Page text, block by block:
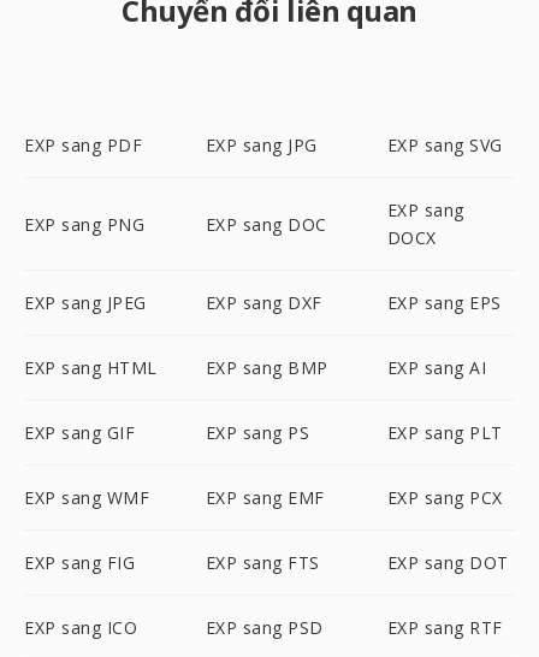
Chuyển đổi liên quan
EXP sang PDF EXP sang JPG EXP sang SVG
EXP sang PNG EXP sang DOC
EXP sang
DOCX
EXP sang JPEG EXP sang DXF EXP sang EPS
EXP sang HTML EXP sang BMP EXP sang AI
EXP sang GIF EXP sang PS EXP sang PLT
EXP sang WMF EXP sang EMF EXP sang PCX
EXP sang FIG EXP sang FTS EXP sang DOT
EXP sang ICO EXP sang PSD EXP sang RTF